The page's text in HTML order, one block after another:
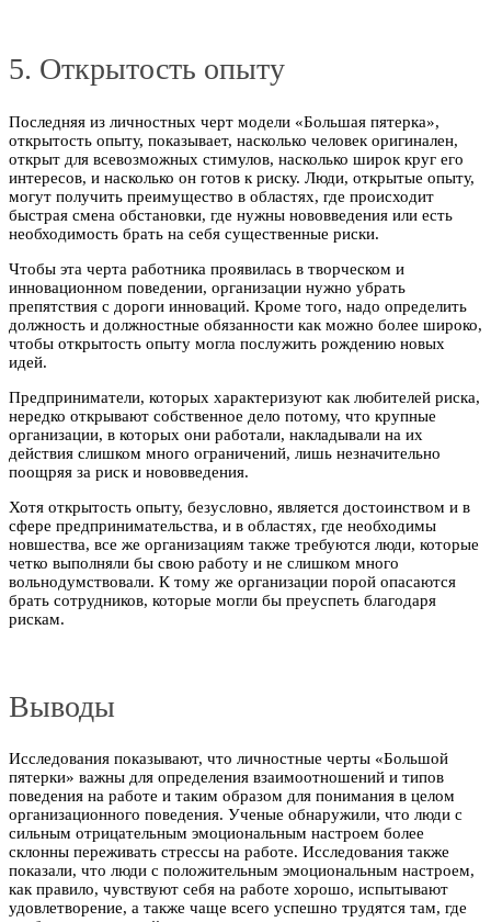
5. Открытость опыту
Последняя из личностных черт модели «Большая пятерка»,
открытость опыту, показывает, насколько человек оригинален,
открыт для всевозможных стимулов, насколько широк круг его
интересов, и насколько он готов к риску. Люди, открытые опыту,
могут получить преимущество в областях, где происходит
быстрая смена обстановки, где нужны нововведения или есть
необходимость брать на себя существенные риски.
Чтобы эта черта работника проявилась в творческом и
инновационном поведении, организации нужно убрать
препятствия с дороги инноваций. Кроме того, надо определить
должность и должностные обязанности как можно более широко,
чтобы открытость опыту могла послужить рождению новых
идей.
Предприниматели, которых характеризуют как любителей риска,
нередко открывают собственное дело потому, что крупные
организации, в которых они работали, накладывали на их
действия слишком много ограничений, лишь незначительно
поощряя за риск и нововведения.
Хотя открытость опыту, безусловно, является достоинством и в
сфере предпринимательства, и в областях, где необходимы
новшества, все же организациям также требуются люди, которые
четко выполняли бы свою работу и не слишком много
вольнодумствовали. К тому же организации порой опасаются
брать сотрудников, которые могли бы преуспеть благодаря
рискам.
Выводы
Исследования показывают, что личностные черты «Большой
пятерки» важны для определения взаимоотношений и типов
поведения на работе и таким образом для понимания в целом
организационного поведения. Ученые обнаружили, что люди с
сильным отрицательным эмоциональным настроем более
склонны переживать стрессы на работе. Исследования также
показали, что люди с положительным эмоциональным настроем,
как правило, чувствуют себя на работе хорошо, испытывают
удовлетворение, а также чаще всего успешно трудятся там, где